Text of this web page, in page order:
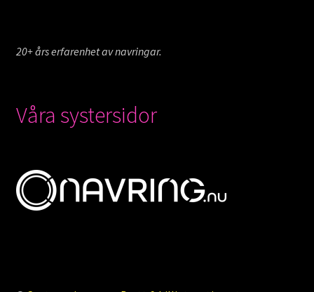
20+ års erfarenhet av navringar.
Våra systersidor